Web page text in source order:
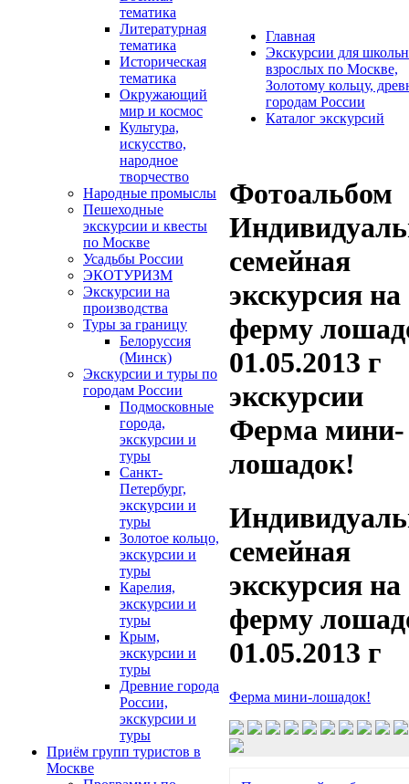
тематика
Литературная
тематика
Историческая
тематика
Окружающий
мир и космос
Культура,
искусство,
народное
творчество
Народные промыслы
Пешеходные
экскурсии и квесты
по Москве
Усадьбы России
ЭКОТУРИЗМ
Экскурсии на
производства
Туры за границу
Белоруссия
(Минск)
Экскурсии и туры по
городам России
Подмосковные
города,
экскурсии и
туры
Санкт-
Петербург,
экскурсии и
туры
Золотое кольцо,
экскурсии и
туры
Карелия,
экскурсии и
туры
Крым,
экскурсии и
туры
Древние города
России,
экскурсии и
туры
Приём групп туристов в
Москве
Главная
Экскурсии для
взрослых по Москве,
Золотому кольцу,
городам России
Каталог экскурсий
Фотоальбом
семейная
экскурсия на
ферму
01.05.2013 г
экскурсии
Ферма мини-
лошадок!
семейная
экскурсия на
ферму
01.05.2013 г
Ферма мини-лошадок!